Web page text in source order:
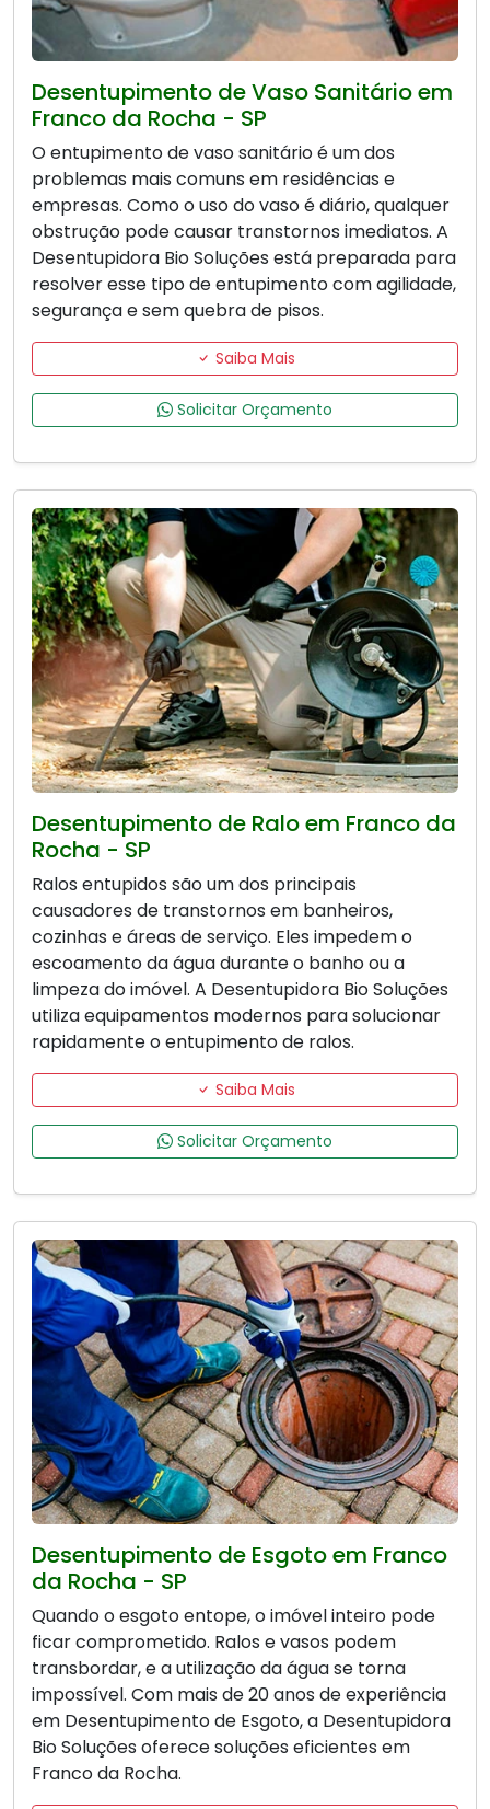
Desentupimento de Vaso Sanitário em
Franco da Rocha - SP
O entupimento de vaso sanitário é um dos
problemas mais comuns em residências e
empresas. Como o uso do vaso é diário, qualquer
obstrução pode causar transtornos imediatos. A
Desentupidora Bio Soluções está preparada para
resolver esse tipo de entupimento com agilidade,
segurança e sem quebra de pisos.
Saiba Mais
Solicitar Orçamento
Desentupimento de Ralo em Franco da
Rocha - SP
Ralos entupidos são um dos principais
causadores de transtornos em banheiros,
cozinhas e áreas de serviço. Eles impedem o
escoamento da água durante o banho ou a
limpeza do imóvel. A Desentupidora Bio Soluções
utiliza equipamentos modernos para solucionar
rapidamente o entupimento de ralos.
Saiba Mais
Solicitar Orçamento
Desentupimento de Esgoto em Franco
da Rocha - SP
Quando o esgoto entope, o imóvel inteiro pode
ficar comprometido. Ralos e vasos podem
transbordar, e a utilização da água se torna
impossível. Com mais de 20 anos de experiência
em Desentupimento de Esgoto, a Desentupidora
Bio Soluções oferece soluções eficientes em
Franco da Rocha.